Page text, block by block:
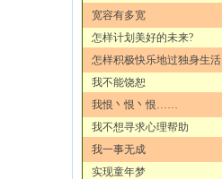
宽容有多宽
怎样计划美好的未来?
怎样积极快乐地过独身生活
我不能饶恕
我恨丶恨丶恨……
我不想寻求心理帮助
我一事无成
实现童年梦